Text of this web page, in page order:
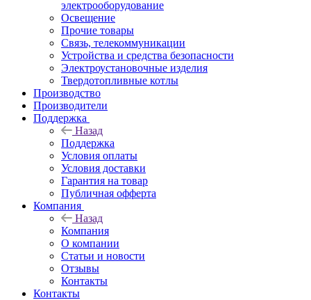
электрооборудование
Освещение
Прочие товары
Связь, телекоммуникации
Устройства и средства безопасности
Электроустановочные изделия
Твердотопливные котлы
Производство
Производители
Поддержка
Назад
Поддержка
Условия оплаты
Условия доставки
Гарантия на товар
Публичная офферта
Компания
Назад
Компания
О компании
Статьи и новости
Отзывы
Контакты
Контакты